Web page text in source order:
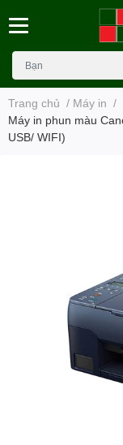
Trang chủ / Máy in /
Máy in phun màu
USB/ WIFI)